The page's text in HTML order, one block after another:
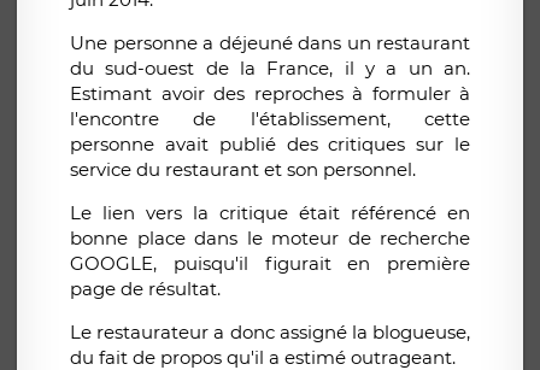
Une personne a déjeuné dans un restaurant
du sud-ouest de la France, il y a un an.
Estimant avoir des reproches à formuler à
l'encontre de l'établissement, cette
personne avait publié des critiques sur le
service du restaurant et son personnel.
Le lien vers la critique était référencé en
bonne place dans le moteur de recherche
GOOGLE, puisqu'il figurait en première
page de résultat.
Le restaurateur a donc assigné la blogueuse,
du fait de propos qu'il a estimé outrageant.